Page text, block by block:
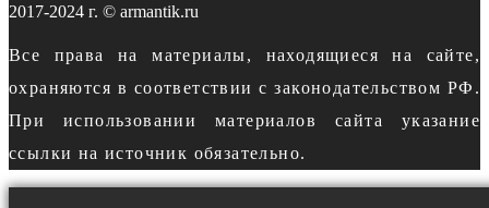
2017-2024 г. © armantik.ru
Все права на материалы, находящиеся на сайте,
охраняются в соответствии с законодательством РФ.
При использовании материалов сайта указание
ссылки на источник обязательно.